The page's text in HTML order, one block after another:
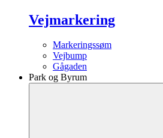
Vejmarkering
Markeringssøm
Vejbump
Gågaden
Park og Byrum